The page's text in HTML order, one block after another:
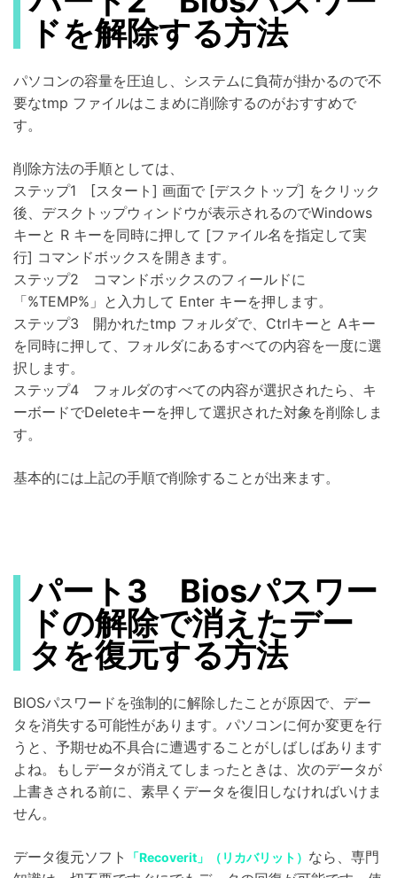
ドを解除する方法
パソコンの容量を圧迫し、システムに負荷が掛かるので不
要なtmp ファイルはこまめに削除するのがおすすめで
す。
削除方法の手順としては、
ステップ1 [スタート] 画面で [デスクトップ] をクリック
後、デスクトップウィンドウが表示されるのでWindows
キーと R キーを同時に押して [ファイル名を指定して実
行] コマンドボックスを開きます。
ステップ2 コマンドボックスのフィールドに
「%TEMP%」と入力して Enter キーを押します。
ステップ3 開かれたtmp フォルダで、Ctrlキーと Aキー
を同時に押して、フォルダにあるすべての内容を一度に選
択します。
ステップ4 フォルダのすべての内容が選択されたら、キ
ーボードでDeleteキーを押して選択された対象を削除しま
す。
基本的には上記の手順で削除することが出来ます。
パート3 Biosパスワー
ドの解除で消えたデー
タを復元する方法
BIOSパスワードを強制的に解除したことが原因で、デー
タを消失する可能性があります。パソコンに何か変更を行
うと、予期せぬ不具合に遭遇することがしばしばあります
よね。もしデータが消えてしまったときは、次のデータが
上書きされる前に、素早くデータを復旧しなければいけま
せん。
データ復元ソフト 「Recoverit」（リカバリット） なら、専門